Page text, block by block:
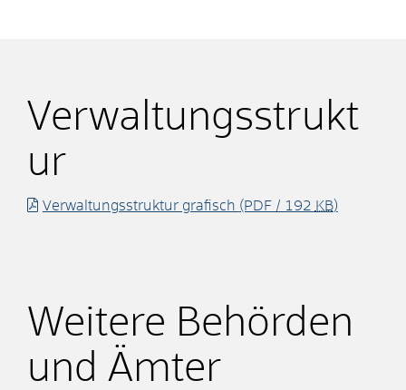
Verwaltungsstrukt
ur
Verwaltungsstruktur grafisch (PDF / 192 KB)
Weitere Behörden
und Ämter